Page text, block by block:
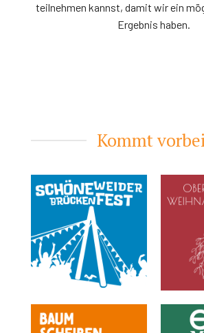
teilnehmen kannst, damit wir ein
Ergebnis haben.
Kommt